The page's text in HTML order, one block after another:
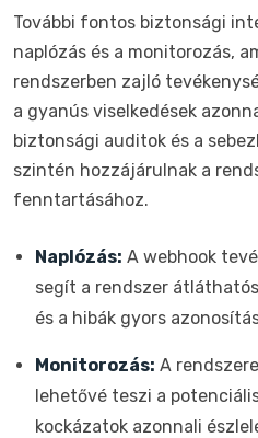
További fontos biztonsági
naplózás és a monitorozás,
rendszerben zajló
a gyanús viselkedések
biztonsági auditok és a
szintén hozzájárulnak a
fenntartásához.
Naplózás: A webhook
segít a rendszer
és a hibák gyors
Monitorozás: A
lehetővé teszi a
kockázatok azonnali